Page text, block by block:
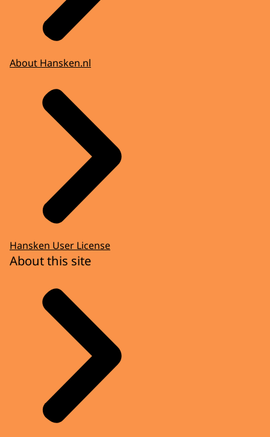
About Hansken.nl
Hansken User License
About this site